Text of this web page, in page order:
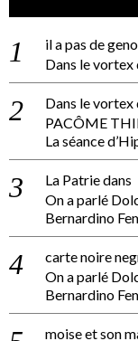
il a pas de
Dans le vortex
Dans le vortex
PACÔME
La séance
La Patriedans
On a parlé
Bernardino
carte noire
On a parlé
Bernardino
moise et son